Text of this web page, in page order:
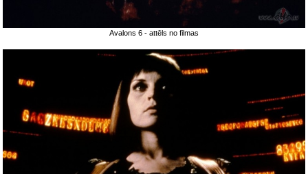
Avalons 6 - attēls no filmas